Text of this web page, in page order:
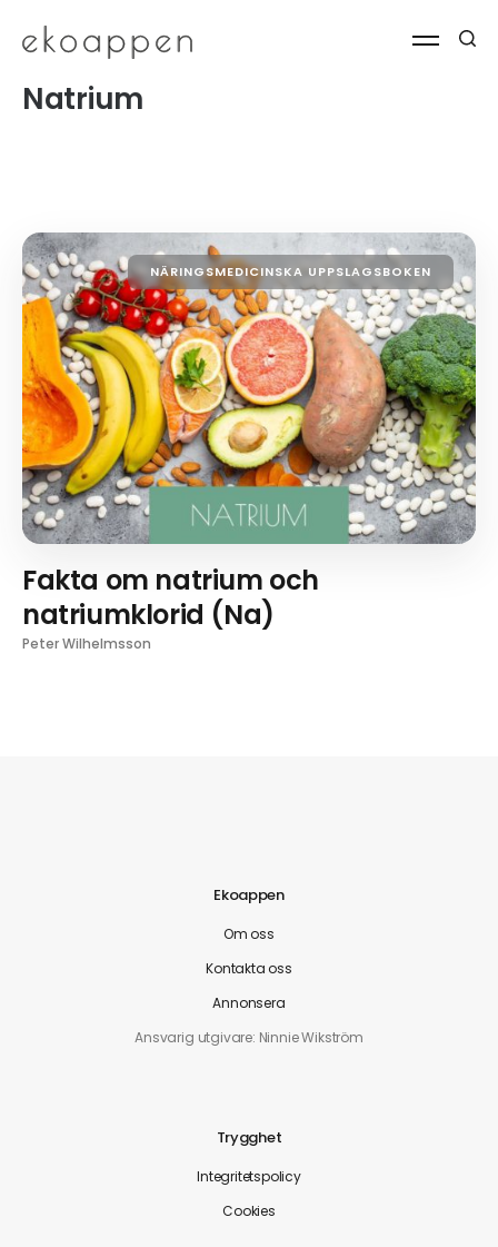
Natrium
NÄRINGSMEDICINSKA UPPSLAGSBOKEN
Fakta om natrium och
natriumklorid (Na)
Peter Wilhelmsson
Ekoappen
Om oss
Kontakta oss
Annonsera
Ansvarig utgivare: Ninnie Wikström
Trygghet
Integritetspolicy
Cookies